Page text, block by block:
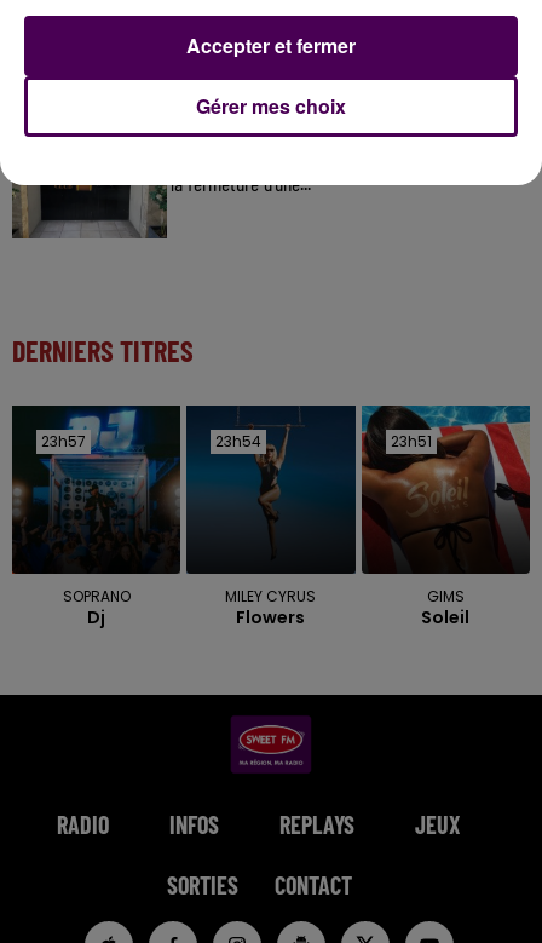
11 juillet 2026
Inscrivez-vous au casting The Voice & The Voice
Kids !
6 août 2026
la fermeture d'une...
DERNIERS TITRES
23h57
23h57
SOPRANO
Dj
23h54
23h54
MILEY CYRUS
Flowers
23h51
23h51
GIMS
Soleil
RADIO INFOS REPLAYS JEUX
SORTIES CONTACT
Gérer mes choix
Accepter et fermer